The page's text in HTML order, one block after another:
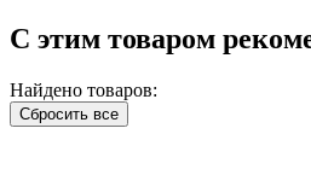
С этим товаром
Найдено товаров:
Сбросить все